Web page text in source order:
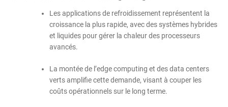
Les applications de refroidissement représentent la
croissance la plus rapide, avec des systèmes hybrides
et liquides pour gérer la chaleur des processeurs
avancés.
La montée de l’edge computing et des data centers
verts amplifie cette demande, visant à couper les
coûts opérationnels sur le long terme.